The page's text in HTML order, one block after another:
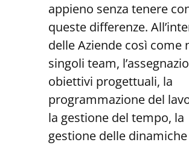
appieno senza tenere
queste differenze.
delle Aziende così come
singoli team,
obiettivi progettuali, la
programmazione del
la gestione del tempo, la
gestione delle